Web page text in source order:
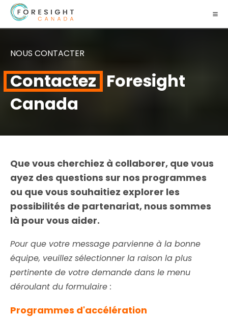
NOUS CONTACTER
Contactez Foresight
Canada
Que vous cherchiez à collaborer, que vous
ayez des questions sur nos programmes
ou que vous souhaitiez explorer les
possibilités de partenariat, nous sommes
là pour vous aider.
Pour que votre message parvienne à la bonne
équipe, veuillez sélectionner la raison la plus
pertinente de votre demande dans le menu
déroulant du formulaire :
Programmes d'accélération